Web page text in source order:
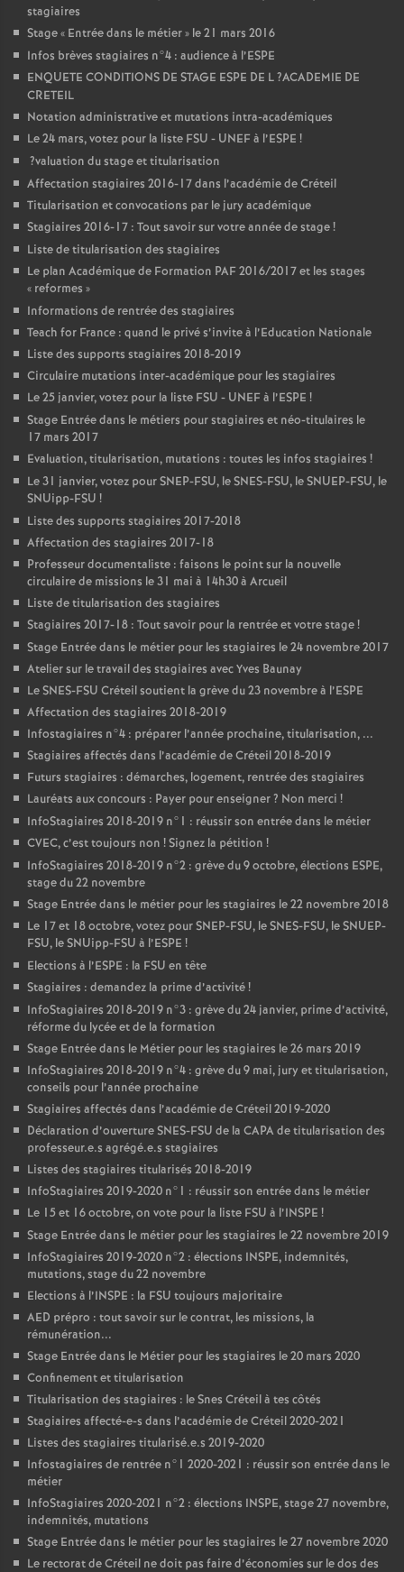
stagiaires
Stage « Entrée dans le métier» le 21 mars 2016
Infos brèves stagiaires n°4 : audience à l’ESPE
ENQUETE CONDITIONS DE STAGE ESPE DE L?ACADEMIE DE
CRETEIL
Notation administrative et mutations intra-académiques
Le 24 mars, votez pour la liste FSU - UNEFà l’ESPE !
?valuation du stage et titularisation
Affectation stagiaires 2016-17 dans l’académie de Créteil
Titularisation et convocations par le jury académique
Stagiaires 2016-17 : Tout savoir sur votre année de stage!
Liste de titularisation des stagiaires
Le plan Académique de Formation PAF2016/2017 et les stages
« reformes »
Informations de rentrée des stagiaires
Teach for France : quand le privé s’invite à l’Education Nationale
Liste des supports stagiaires 2018-2019
Circulaire mutations inter-académique pour les stagiaires
Le 25 janvier, votez pour la liste FSU - UNEFà l’ESPE !
Stage Entrée dans le métiers pour stagiaires et néo-titulaires le
17 mars 2017
Evaluation, titularisation, mutations : toutes les infos stagiaires !
Le 31 janvier, votez pourSNEP-FSU, leSNES-FSU, leSNUEP-FSU, le
SNUipp-FSU !
Liste des supports stagiaires 2017-2018
Affectation des stagiaires 2017-18
Professeur documentaliste : faisons le point sur la nouvelle
circulaire de missions le 31 mai à 14h30 à Arcueil
Liste de titularisation des stagiaires
Stagiaires 2017-18 : Tout savoir pour la rentrée et votre stage!
Stage Entrée dans le métier pour les stagiaires le 24 novembre 2017
Atelier sur le travail des stagiaires avec Yves Baunay
LeSNES-FSU Créteil soutient la grève du 23 novembre à l’ESPE
Affectation des stagiaires 2018-2019
Infostagiaires n°4 : préparer l’année prochaine, titularisation, ...
Stagiaires affectés dans l’académie de Créteil 2018-2019
Futurs stagiaires : démarches, logement, rentrée des stagiaires
Lauréats aux concours : Payer pour enseigner? Non merci !
InfoStagiaires 2018-2019 n°1 : réussir son entrée dans le métier
CVEC, c’est toujours non ! Signez la pétition !
InfoStagiaires 2018-2019 n°2 : grève du 9 octobre, élections ESPE,
stage du 22 novembre
Stage Entrée dans le métier pour les stagiaires le 22 novembre 2018
Le 17 et 18 octobre, votez pourSNEP-FSU, leSNES-FSU, leSNUEP-
FSU, le SNUipp-FSU à l’ESPE !
Elections à l’ESPE : la FSU en tête
Stagiaires : demandez la prime d’activité!
InfoStagiaires 2018-2019 n°3 : grève du 24 janvier, prime d’activité,
réforme du lycée et de la formation
Stage Entrée dans le Métier pour les stagiaires le 26 mars 2019
InfoStagiaires 2018-2019 n°4 : grève du 9 mai, jury et titularisation,
conseils pour l’année prochaine
Stagiaires affectés dans l’académie de Créteil 2019-2020
Déclaration d’ouvertureSNES-FSU de la CAPAde titularisation des
professeur.e.s agrégé.e.s stagiaires
Listes des stagiaires titularisés 2018-2019
InfoStagiaires 2019-2020 n°1 : réussir son entrée dans le métier
Le 15 et 16 octobre, on vote pour la liste FSU à l’INSPE !
Stage Entrée dans le métier pour les stagiaires le 22 novembre 2019
InfoStagiaires 2019-2020 n°2 : élections INSPE, indemnités,
mutations, stage du 22 novembre
Elections à l’INSPE : la FSU toujours majoritaire
AED prépro : tout savoir sur le contrat, les missions, la
rémunération...
Stage Entrée dans le Métier pour les stagiaires le 20 mars 2020
Confinement et titularisation
Titularisation des stagiaires : le Snes Créteil à tes côtés
Stagiaires affecté-e-s dans l’académie de Créteil 2020-2021
Listes des stagiaires titularisé.e.s 2019-2020
Infostagiaires de rentrée n°1 2020-2021 : réussir son entrée dans le
métier
InfoStagiaires 2020-2021 n°2 : élections INSPE, stage 27 novembre,
indemnités, mutations
Stage Entrée dans le métier pour les stagiaires le 27 novembre 2020
Le rectorat de Créteil ne doit pas faire d’économies sur le dos des